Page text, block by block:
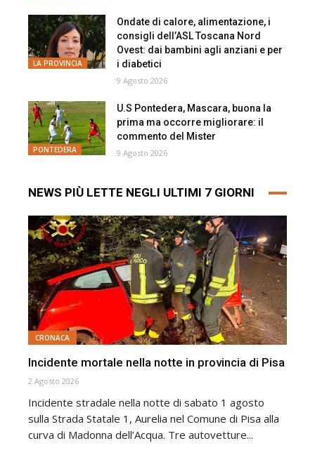
LA PROVINCIA
Ondate di calore, alimentazione, i
consigli dell’ASL Toscana Nord
Ovest: dai bambini agli anziani e per
i diabetici
9 Agosto 2026
PONTEDERA
U.S Pontedera, Mascara, buona la
prima ma occorre migliorare: il
commento del Mister
9 Agosto 2026
NEWS PIÙ LETTE NEGLI ULTIMI 7 GIORNI
CRONACA
Incidente mortale nella notte in provincia di Pisa
2 Agosto 2026
Incidente stradale nella notte di sabato 1 agosto
sulla Strada Statale 1, Aurelia nel Comune di Pisa alla
curva di Madonna dell’Acqua. Tre autovetture...